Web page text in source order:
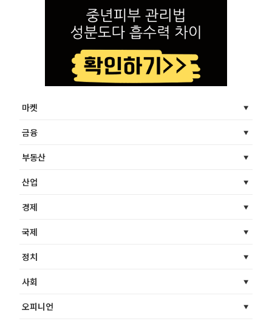
마켓
금융
부동산
산업
경제
국제
정치
사회
오피니언